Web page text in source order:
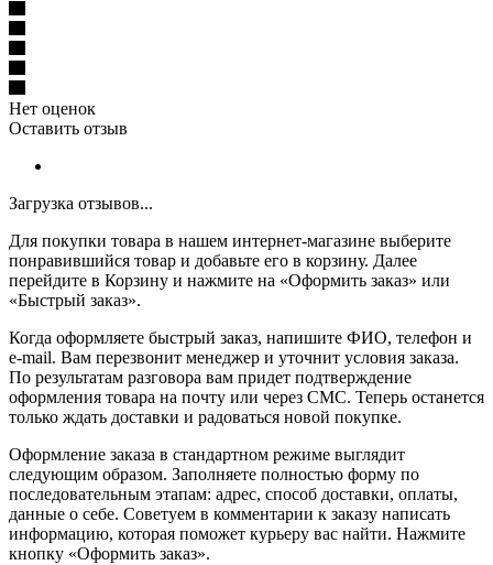
Нет оценок
Оставить отзыв
Загрузка отзывов...
Для покупки товара в нашем интернет-магазине выберите
понравившийся товар и добавьте его в корзину. Далее
перейдите в Корзину и нажмите на «Оформить заказ» или
«Быстрый заказ».
Когда оформляете быстрый заказ, напишите ФИО, телефон и
e-mail. Вам перезвонит менеджер и уточнит условия заказа.
По результатам разговора вам придет подтверждение
оформления товара на почту или через СМС. Теперь останется
только ждать доставки и радоваться новой покупке.
Оформление заказа в стандартном режиме выглядит
следующим образом. Заполняете полностью форму по
последовательным этапам: адрес, способ доставки, оплаты,
данные о себе. Советуем в комментарии к заказу написать
информацию, которая поможет курьеру вас найти. Нажмите
кнопку «Оформить заказ».